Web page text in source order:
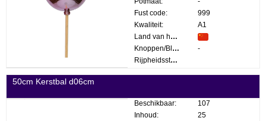
Fust code:
999
Kwaliteit:
A1
Land van herkomst:
Knoppen/Bloemen:
-
Rijpheidsstadium:
50cm Kerstbal d06cm
Beschikbaar:
107
Inhoud:
25